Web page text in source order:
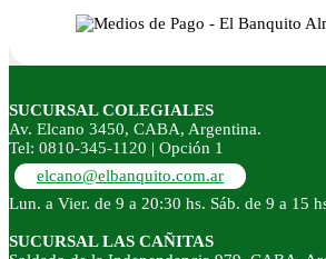
SUCURSAL COLEGIALES
Av. Elcano 3450, CABA, Argentina.
Tel: 0810-345-1120 | Opción 1
elcano@elbanquito.com.ar
Lun. a Vier. de 9 a 20:30 hs. Sáb. de 9 a 15
SUCURSAL LAS CAÑITAS